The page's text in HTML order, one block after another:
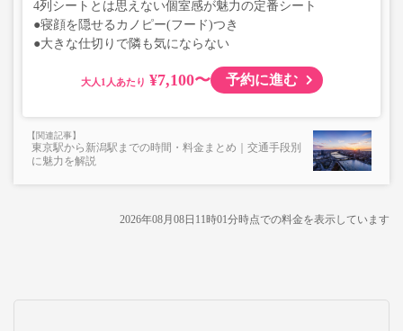
4列シートとは思えない個室感が魅力の定番シート
●寝顔を隠せるカノピー(フード)つき
●大きな仕切りで隣も気にならない
大人 ¥7,100〜 予約に進む
東京駅から新潟駅までの時間・料金まとめ｜交通手段別
に魅力を解説
2026年08月08日11時01分時点での料金を表示しています